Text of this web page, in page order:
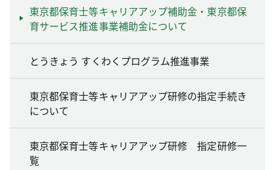
東京都保育士等キャリアアップ補助金・東京都保
育サービス推進事業補助金について
とうきょう すくわくプログラム推進事業
東京都保育士等キャリアアップ研修の指定手続き
について
東京都保育士等キャリアアップ研修 指定研修一
覧